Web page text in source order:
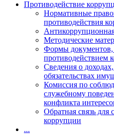
Противодействие
Нормативные
противодействия
Методические
Формы документов,
противодействием
Сведения о
обязательствах
Комиссия по
служебному
конфликта
Обратная связь
коррупции
...